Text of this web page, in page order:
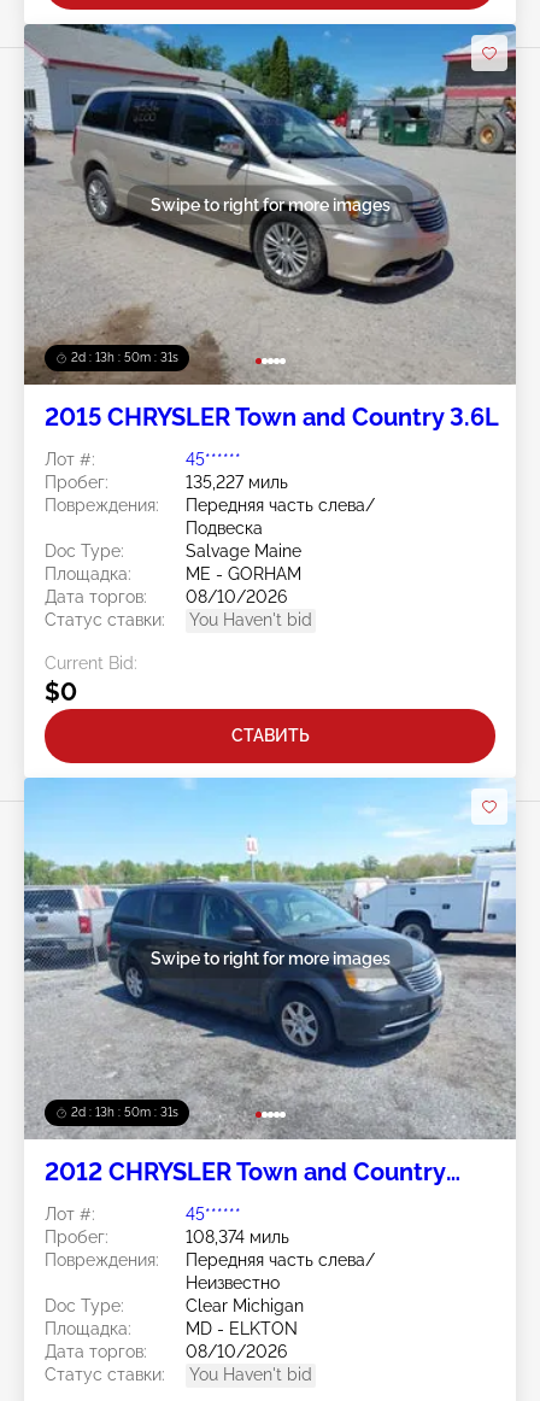
2d : 13h : 50m : 28s
Swipe to right for more images
2015 CHRYSLER Town and Country 3.6L
Лот #:
45******
Пробег:
135,227 миль
Повреждения:
Передняя часть слева/
Подвеска
Doc Type:
Salvage Maine
Площадка:
ME - GORHAM
Дата торгов:
08/10/2026
Статус ставки:
You Haven't bid
Current Bid:
$0
СТАВИТЬ
2d : 13h : 50m : 28s
Swipe to right for more images
2012 CHRYSLER Town and Country
Лот #:
45******
Пробег:
108,374 миль
Повреждения:
Передняя часть слева/
Неизвестно
Doc Type:
Clear Michigan
Площадка:
MD - ELKTON
Дата торгов:
08/10/2026
Статус ставки:
You Haven't bid